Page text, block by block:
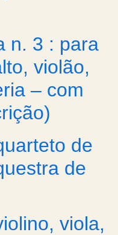
n. 3 : para
violão,
– com
de
de
viola,